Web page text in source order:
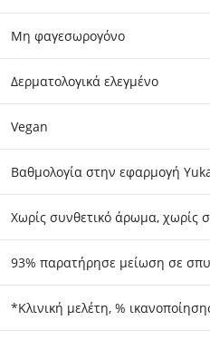
Μη φαγεσωρογόνο
Δερματολογικά ελεγμένο
Vegan
Βαθμολογία στην εφαρμογή
Χωρίς συνθετικό άρωμα, χωρίς
93% παρατήρησε μείωση σε
*Κλινική μελέτη, %